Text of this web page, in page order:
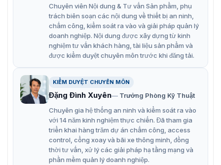
phòng quan trọng.
4. Khả năng kết nối mở rộng mạnh mẽ
Bảng mạch cung cấp tới 9 cổng RS-485 (8 cổng cho đầu
đọc, 1 cổng mở rộng) và 8 ngõ vào Wiegand. Ngõ vào/ra
báo động có thể được mở rộng lên 8 kênh thông qua
module ngoại vi, đáp ứng hoàn hảo việc tích hợp thêm
hệ thống còi hú, cảm biến hay camera giám sát.
5. Tính năng an ninh và liên kết báo cháy thông
Thiết bị DHI-ASC4204C-D sở hữu các tính năng bảo mật
tối tân như: chống quay vòng thẻ (Anti-passback), khóa
liên động nhiều cửa (Multi-door interlock). Đặc biệt, tính
Chuyên viên Nội dung & Tư vấn Sản phẩm, phụ
trách biên soạn các nội dung về thiết bị an ninh,
chấm công, kiểm soát ra vào và giải pháp quản lý
doanh nghiệp. Nội dung được xây dựng từ kinh
nghiệm tư vấn khách hàng, tài liệu sản phẩm và
được kiểm duyệt chuyên môn trước khi đăng tải.
KIỂM DUYỆT CHUYÊN MÔN
Đặng Đình Xuyên
Trưởng Phòng Kỹ Thuật
Chuyên gia hệ thống an ninh và kiểm soát ra vào
với 14 năm kinh nghiệm thực chiến. Đã tham gia
triển khai hàng trăm dự án chấm công, access
control, cổng xoay và bãi xe thông minh, đồng
thời tư vấn, xử lý các giải pháp hạ tầng mạng và
phần mềm quản lý doanh nghiệp.